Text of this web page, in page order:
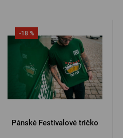
-18 %
Pánské Festivalové tričko